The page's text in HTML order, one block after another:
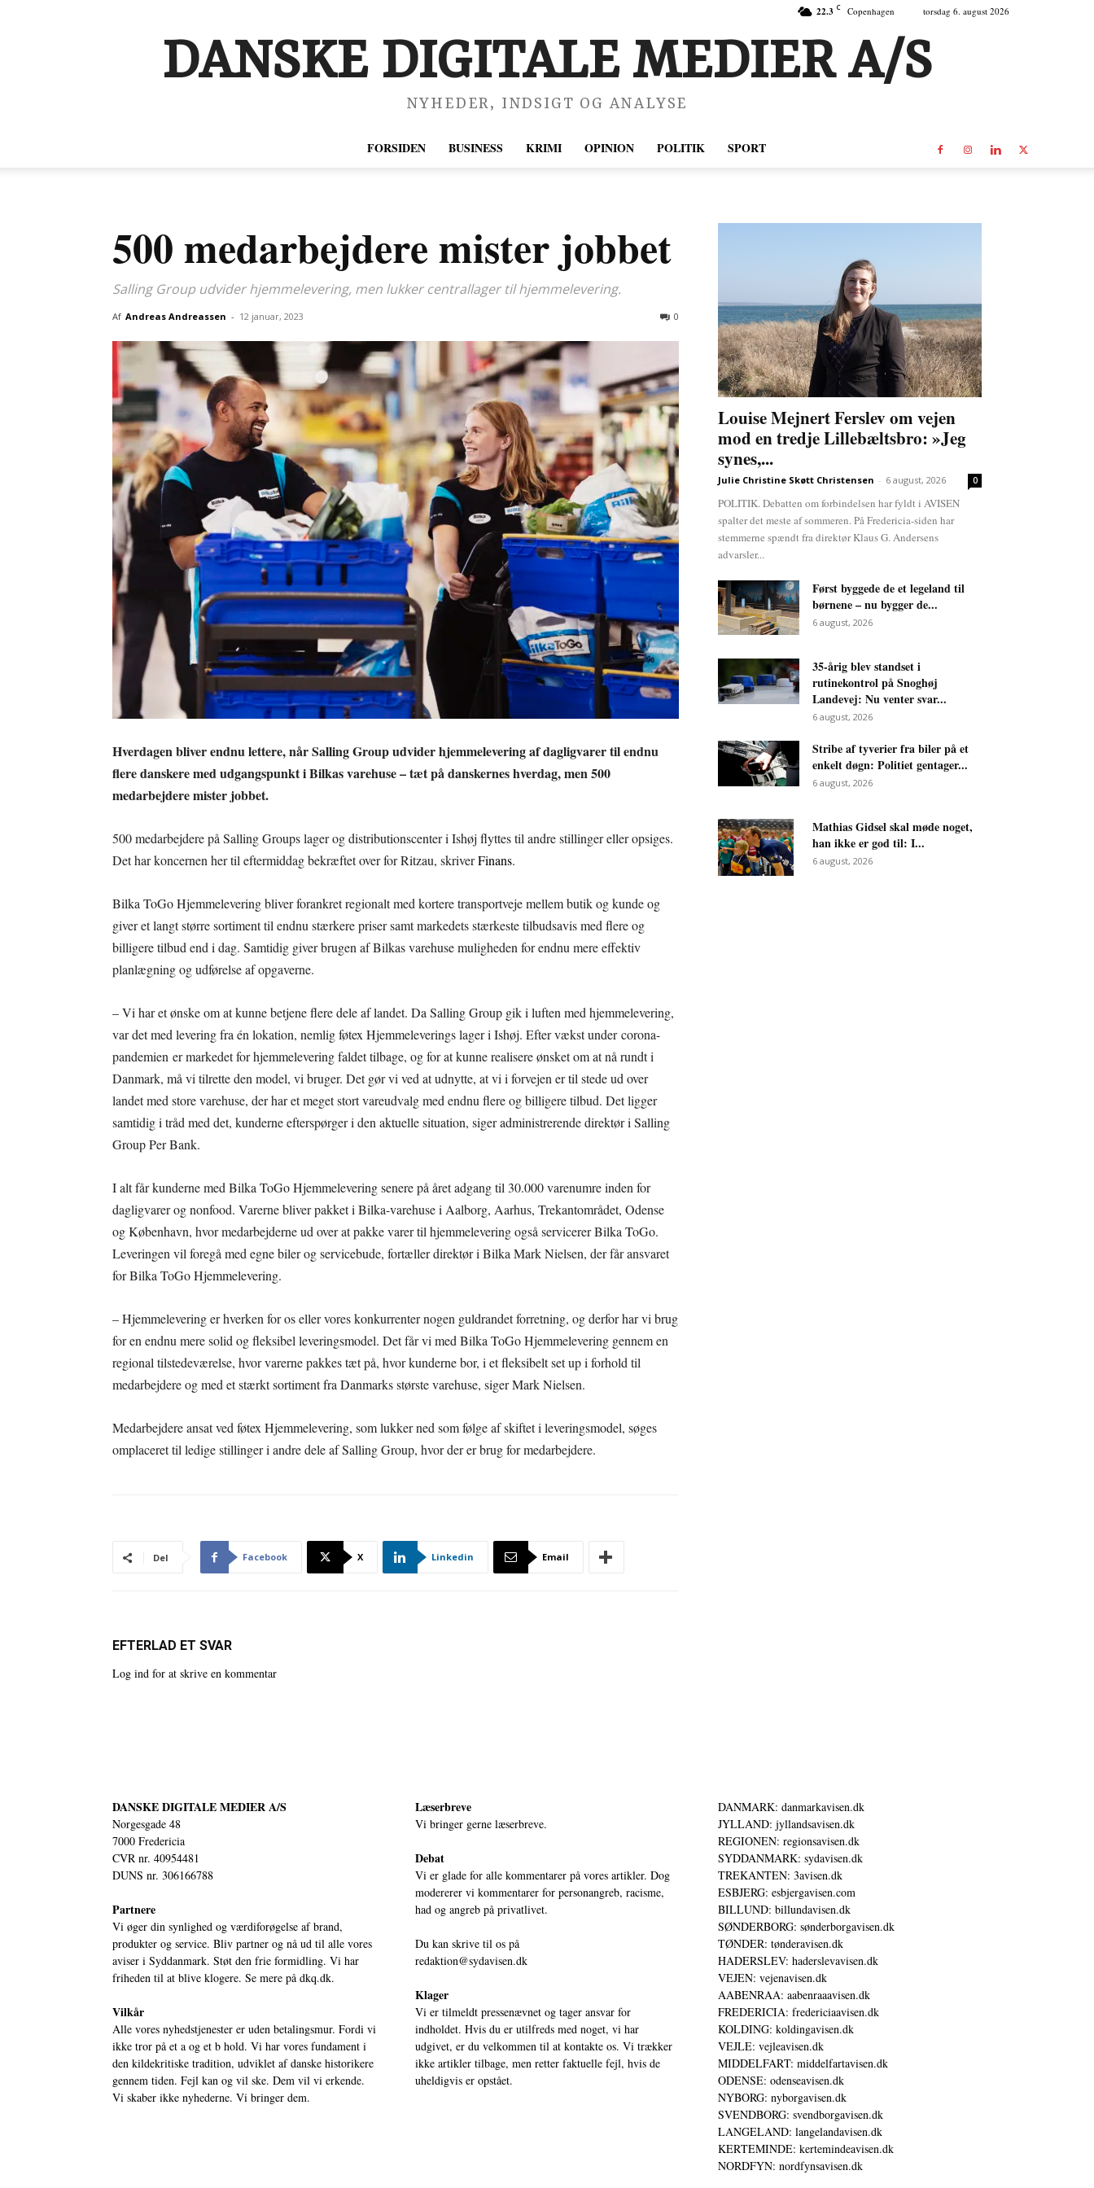
22.3 C Copenhagen torsdag 6. august 2026
DANSKE DIGITALE MEDIER A/S
NYHEDER, INDSIGT OG ANALYSE
FORSIDEN BUSINESS KRIMI OPINION POLITIK SPORT
500 medarbejdere mister jobbet
Salling Group udvider hjemmelevering, men lukker centrallager til hjemmelevering.
Af Andreas Andreassen - 12 januar, 2023 0
Hverdagen bliver endnu lettere, når Salling Group udvider hjemmelevering af dagligvarer til endnu
flere danskere med udgangspunkt i Bilkas varehuse – tæt på danskernes hverdag, men 500
medarbejdere mister jobbet.
500 medarbejdere på Salling Groups lager og distributionscenter i Ishøj flyttes til andre stillinger eller opsiges.
Det har koncernen her til eftermiddag bekræftet over for Ritzau, skriverFinans.
Bilka ToGo Hjemmelevering bliver forankret regionalt med kortere transportveje mellem butik og kunde og
giver et langt større sortiment til endnu stærkere priser samt markedets stærkeste tilbudsavis med flere og
billigere tilbud end i dag. Samtidig giver brugen af Bilkas varehuse muligheden for endnu mere effektiv
planlægning og udførelse af opgaverne.
– Vi har et ønske om at kunne betjene flere dele af landet. Da Salling Group gik i luften med hjemmelevering,
var det med levering fra én lokation, nemlig føtex Hjemmeleverings lager i Ishøj. Efter vækst under corona-
pandemien er markedet for hjemmelevering faldet tilbage, og for at kunne realisere ønsket om at nå rundt i
Danmark, må vi tilrette den model, vi bruger. Det gør vi ved at udnytte, at vi i forvejen er til stede ud over
landet med store varehuse, der har et meget stort vareudvalg med endnu flere og billigere tilbud. Det ligger
samtidig i tråd med det, kunderne efterspørger i den aktuelle situation, siger administrerende direktør i Salling
Group Per Bank.
I alt får kunderne med Bilka ToGo Hjemmelevering senere på året adgang til 30.000 varenumre inden for
dagligvarer og nonfood. Varerne bliver pakket i Bilka-varehuse i Aalborg, Aarhus, Trekantområdet, Odense
og København, hvor medarbejderne ud over at pakke varer til hjemmelevering også servicerer Bilka ToGo.
Leveringen vil foregå med egne biler og servicebude, fortæller direktør i Bilka Mark Nielsen, der får ansvaret
for Bilka ToGo Hjemmelevering.
– Hjemmelevering er hverken for os eller vores konkurrenter nogen guldrandet forretning, og derfor har vi brug
for en endnu mere solid og fleksibel leveringsmodel. Det får vi med Bilka ToGo Hjemmelevering gennem en
regional tilstedeværelse, hvor varerne pakkes tæt på, hvor kunderne bor, i et fleksibelt set up i forhold til
medarbejdere og med et stærkt sortiment fra Danmarks største varehuse, siger Mark Nielsen.
Medarbejdere ansat ved føtex Hjemmelevering, som lukker ned som følge af skiftet i leveringsmodel, søges
omplaceret til ledige stillinger i andre dele af Salling Group, hvor der er brug for medarbejdere.
Del Facebook X Linkedin Email
EFTERLAD ET SVAR
Log ind for at skrive en kommentar
Louise Mejnert Ferslev om vejen
mod en tredje Lillebæltsbro: »Jeg
synes,...
Julie Christine Skøtt Christensen - 6 august, 2026 0
POLITIK. Debatten om forbindelsen har fyldt i AVISEN
spalter det meste af sommeren. På Fredericia-siden har
stemmerne spændt fra direktør Klaus G. Andersens
advarsler...
Først byggede de et legeland til
børnene – nu bygger de...
6 august, 2026
35-årig blev standset i
rutinekontrol på Snoghøj
Landevej: Nu venter svar...
6 august, 2026
Stribe af tyverier fra biler på et
enkelt døgn: Politiet gentager...
6 august, 2026
Mathias Gidsel skal møde noget,
han ikke er god til: I...
6 august, 2026
DANSKE DIGITALE MEDIER A/S
Norgesgade 48
7000 Fredericia
CVR nr. 40954481
DUNS nr. 306166788
Partnere
Vi øger din synlighed og værdiforøgelse af brand,
produkter og service. Bliv partner og nå ud til alle vores
aviser i Syddanmark. Støt den frie formidling. Vi har
friheden til at blive klogere. Se mere på dkq.dk.
Vilkår
Alle vores nyhedstjenester er uden betalingsmur. Fordi vi
ikke tror på et a og et b hold. Vi har vores fundament i
den kildekritiske tradition, udviklet af danske historikere
gennem tiden. Fejl kan og vil ske. Dem vil vi erkende.
Vi skaber ikke nyhederne. Vi bringer dem.
Læserbreve
Vi bringer gerne læserbreve.
Debat
Vi er glade for alle kommentarer på vores artikler. Dog
modererer vi kommentarer for personangreb, racisme,
had og angreb på privatlivet.
Du kan skrive til os på
redaktion@sydavisen.dk
Klager
Vi er tilmeldt pressenævnet og tager ansvar for
indholdet. Hvis du er utilfreds med noget, vi har
udgivet, er du velkommen til at kontakte os. Vi trækker
ikke artikler tilbage, men retter faktuelle fejl, hvis de
uheldigvis er opstået.
DANMARK: danmarkavisen.dk
JYLLAND: jyllandsavisen.dk
REGIONEN: regionsavisen.dk
SYDDANMARK: sydavisen.dk
TREKANTEN: 3avisen.dk
ESBJERG: esbjergavisen.com
BILLUND: billundavisen.dk
SØNDERBORG: sønderborgavisen.dk
TØNDER: tønderavisen.dk
HADERSLEV: haderslevavisen.dk
VEJEN: vejenavisen.dk
AABENRAA: aabenraaavisen.dk
FREDERICIA: fredericiaavisen.dk
KOLDING: koldingavisen.dk
VEJLE: vejleavisen.dk
MIDDELFART: middelfartavisen.dk
ODENSE: odenseavisen.dk
NYBORG: nyborgavisen.dk
SVENDBORG: svendborgavisen.dk
LANGELAND: langelandavisen.dk
KERTEMINDE: kertemindeavisen.dk
NORDFYN: nordfynsavisen.dk